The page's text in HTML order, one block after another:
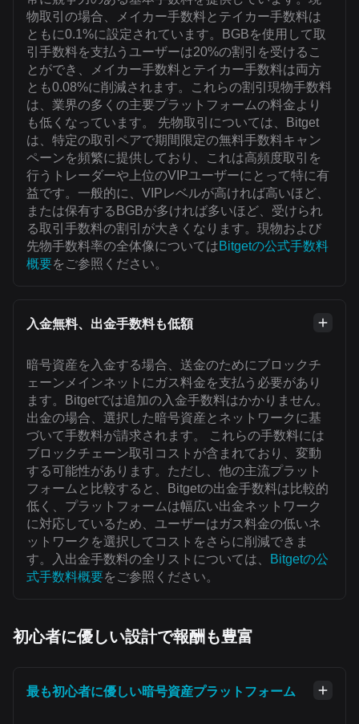
物取引の場合、メイカー手数料とテイカー手数料は
ともに0.1%に設定されています。BGBを使用して取
引手数料を支払うユーザーは20%の割引を受けるこ
とができ、メイカー手数料とテイカー手数料は両方
とも0.08%に削減されます。これらの割引現物手数料
は、業界の多くの主要プラットフォームの料金より
も低くなっています。 先物取引については、Bitget
は、特定の取引ペアで期間限定の無料手数料キャン
ペーンを頻繁に提供しており、これは高頻度取引を
行うトレーダーや上位のVIPユーザーにとって特に有
益です。一般的に、VIPレベルが高ければ高いほど、
または保有するBGBが多ければ多いほど、受けられ
る取引手数料の割引が大きくなります。現物および
先物手数料率の全体像についてはBitgetの公式手数料
概要をご参照ください。
入金無料、出金手数料も低額
暗号資産を入金する場合、送金のためにブロックチ
ェーンメインネットにガス料金を支払う必要があり
ます。Bitgetでは追加の入金手数料はかかりません。
出金の場合、選択した暗号資産とネットワークに基
づいて手数料が請求されます。 これらの手数料には
ブロックチェーン取引コストが含まれており、変動
する可能性があります。ただし、他の主流プラット
フォームと比較すると、Bitgetの出金手数料は比較的
低く、プラットフォームは幅広い出金ネットワーク
に対応しているため、ユーザーはガス料金の低いネ
ットワークを選択してコストをさらに削減できま
す。入出金手数料の全リストについては、
Bitgetの公
式手数料概要をご参照ください。
初心者に優しい設計で報酬も豊富
最も初心者に優しい暗号資産プラットフォーム